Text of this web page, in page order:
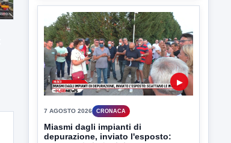
▶
7 AGOSTO 2026 CRONACA
Miasmi dagli impianti di
depurazione, inviato l'esposto:
I cattivi odori provenienti dagli impianti di
depurazione industriale di...